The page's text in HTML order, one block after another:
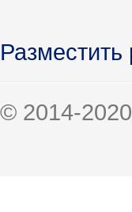
© 2014-